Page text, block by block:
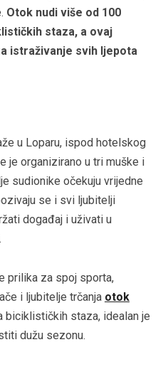
Otok nudi više od 100
staza, a ovaj
istraživanje svih ljepota
u Loparu, ispod hotelskog
je organizirano u tri muške i
sudionike očekuju vrijedne
se i svi ljubitelji
događaj i uživati u
prilika za spoj sporta,
i ljubitelje trčanja otok
biciklističkih staza, idealan je
dužu sezonu.